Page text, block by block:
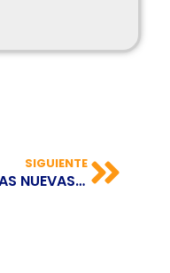
SIGUIENTE
LAS NUEVAS FUNCIONES DE ZOOM: UN ACERCAMIENTO AL METAVERSO